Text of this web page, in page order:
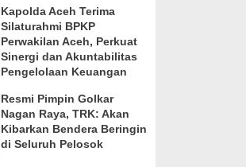
Kapolda Aceh Terima
Silaturahmi BPKP
Perwakilan Aceh, Perkuat
Sinergi dan Akuntabilitas
Pengelolaan Keuangan
Resmi Pimpin Golkar
Nagan Raya, TRK: Akan
Kibarkan Bendera Beringin
di Seluruh Pelosok